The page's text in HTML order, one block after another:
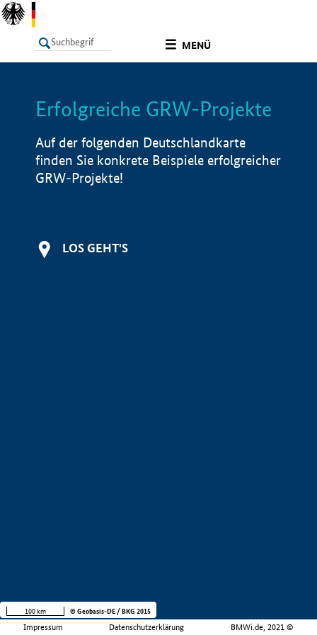
MENÜ
LISTE Info
Erfolgreiche GRW-Projekte
Auf der folgenden Deutschlandkarte
finden Sie konkrete Beispiele erfolgreicher
GRW-Projekte!
LOS GEHT'S
Impressum Datenschutzerklärung BMWi.de, 2021 ©
100 km © Geobasis-DE / BKG 2015